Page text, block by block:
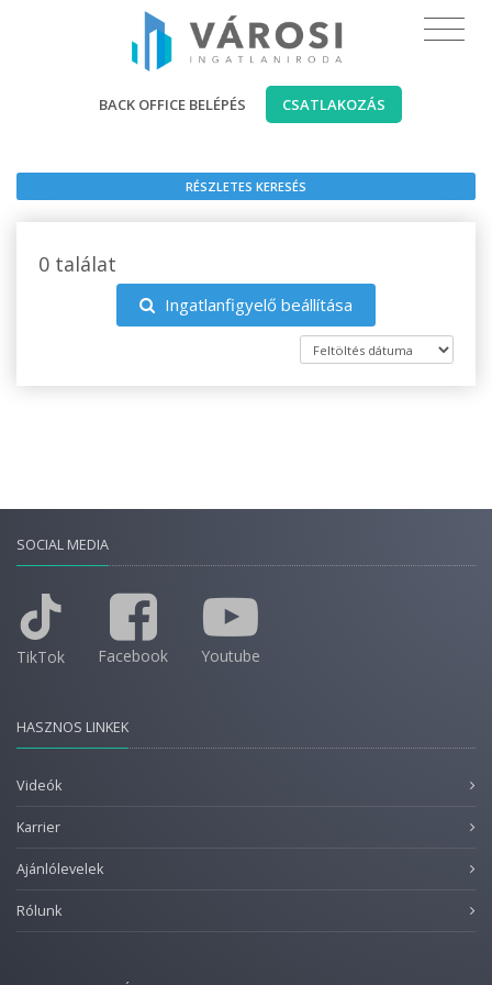
BACK OFFICE BELÉPÉS CSATLAKOZÁS
RÉSZLETES KERESÉS
0 találat
Ingatlanfigyelő beállítása
SOCIAL MEDIA
TikTok Facebook Youtube
HASZNOS LINKEK
Videók
Karrier
Ajánlólevelek
Rólunk